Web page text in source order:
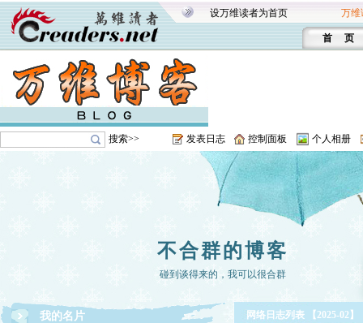
设万维读者为首页 万维
首 页
搜索>> 发表日志 控制面板 个人相册
不合群的博客
碰到谈得来的，我可以很合群
我的名片 网络日志列表 【2025-02】